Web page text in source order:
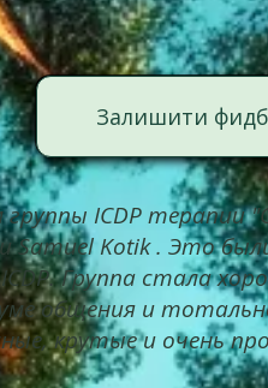
Залишити
группы ICDP терапии
и Samuel Kotik . Это
Группа стала
общения и
крутые и очень